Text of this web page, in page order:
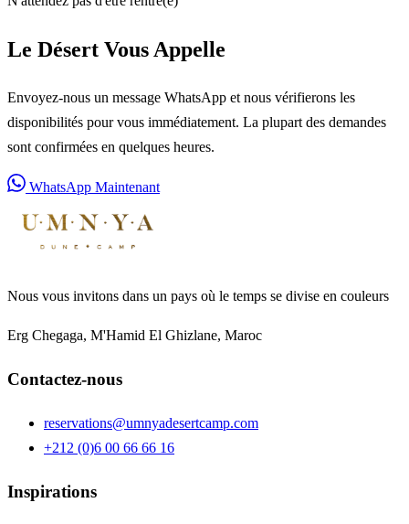
Le Désert Vous Appelle
Envoyez-nous un message WhatsApp et nous vérifierons les
disponibilités pour vous immédiatement. La plupart des demandes
sont confirmées en quelques heures.
WhatsApp Maintenant
Nous vous invitons dans un pays où le temps se divise en couleurs
Erg Chegaga, M'Hamid El Ghizlane, Maroc
Contactez-nous
reservations@umnyadesertcamp.com
+212 (0)6 00 66 66 16
Inspirations